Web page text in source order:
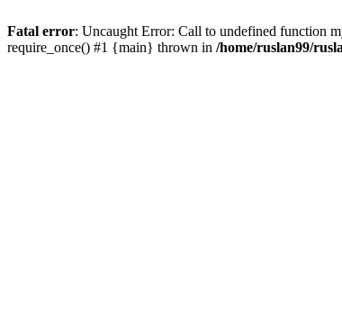
Fatal error: Uncaught Error: Call to undefined function
require_once() #1 {main} thrown in /home/ruslan99/